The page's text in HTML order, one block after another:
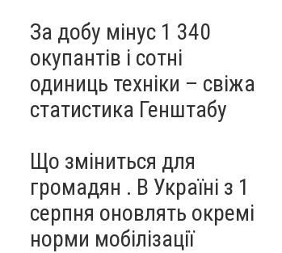
За добу мінус 1 340
окупантів і сотні
одиниць техніки – свіжа
статистика Генштабу
Що зміниться для
громадян . В Україні з 1
серпня оновлять окремі
норми мобілізації